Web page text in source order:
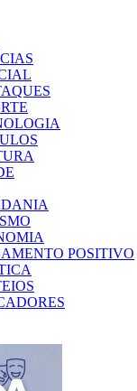
POSITIVO